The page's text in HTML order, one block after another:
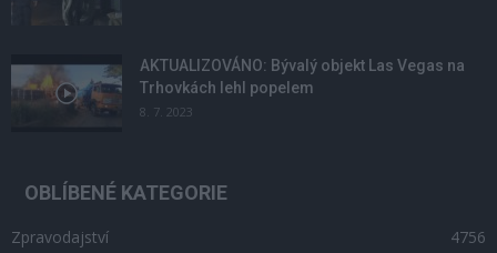
AKTUALIZOVÁNO: Bývalý objekt Las Vegas na
Trhovkách lehl popelem
8. 7. 2023
OBLÍBENÉ KATEGORIE
Zpravodajství
4756